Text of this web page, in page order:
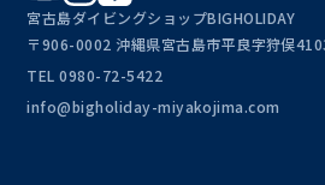
宮古島ダイビングショップBIGHOLIDAY
〒906-0002 沖縄県宮古島市平良字狩俣
TEL0980-72-5422
info@bigholiday-miyakojima.com